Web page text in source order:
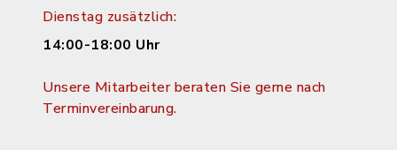
Dienstag zusätzlich:
14:00-18:00 Uhr
Unsere Mitarbeiter beraten Sie gerne nach
Terminvereinbarung.